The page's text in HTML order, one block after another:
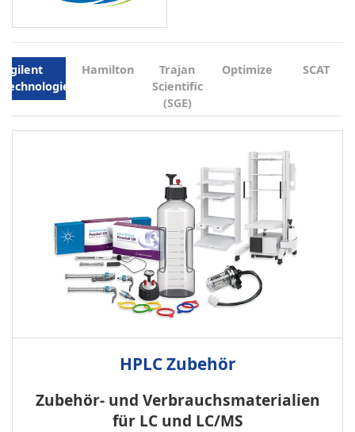
Agilent
Technologies
Hamilton
Trajan
Scientific
(SGE)
Optimize SCAT
HPLC Zubehör
Zubehör- und Verbrauchsmaterialien
für LC und LC/MS